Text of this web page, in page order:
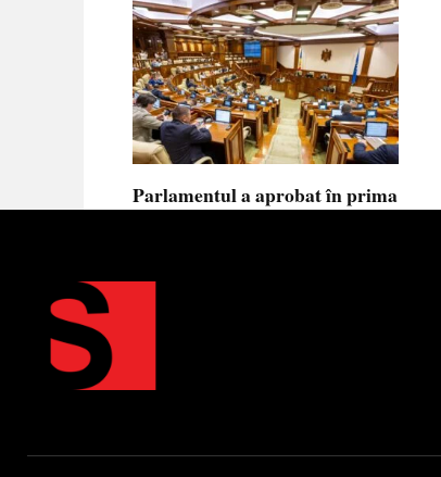
Parlamentul a aprobat în prima